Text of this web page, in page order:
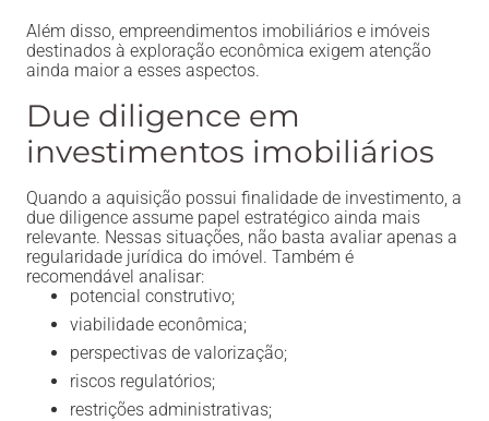
Além disso, empreendimentos imobiliários e imóveis
destinados à exploração econômica exigem atenção
ainda maior a esses aspectos.
Due diligence em
investimentos imobiliários
Quando a aquisição possui finalidade de investimento, a
due diligence assume papel estratégico ainda mais
relevante. Nessas situações, não basta avaliar apenas a
regularidade jurídica do imóvel. Também é
recomendável analisar:
potencial construtivo;
viabilidade econômica;
perspectivas de valorização;
riscos regulatórios;
restrições administrativas;